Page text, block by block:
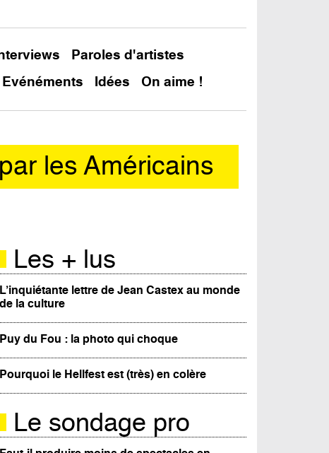
Paroles d'artistes
Evénéments Idées On aime !
les Américains
Les + lus
L’inquiétante lettre de Jean Castex au monde
de la culture
Puy du Fou : la photo qui choque
Pourquoi le Hellfest est (très) en colère
Le sondage pro